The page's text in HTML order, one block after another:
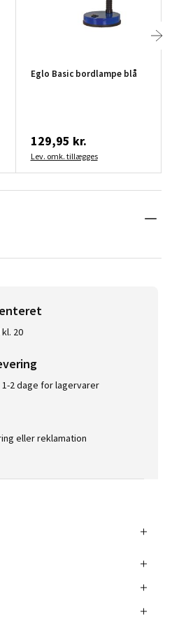
Eglo Basic bordlampe blå
129,95 kr.
Lev. omk. tillægges
20
2 dage for lagervarer
eller reklamation